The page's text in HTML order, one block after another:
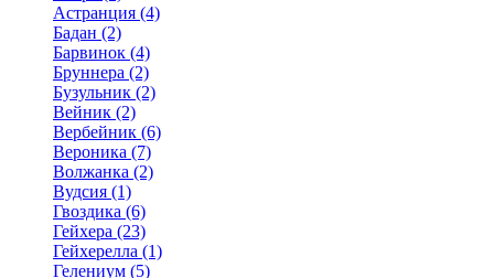
Астранция (4)
Бадан (2)
Барвинок (4)
Бруннера (2)
Бузульник (2)
Вейник (2)
Вербейник (6)
Вероника (7)
Волжанка (2)
Вудсия (1)
Гвоздика (6)
Гейхера (23)
Гейхерелла (1)
Гелениум (5)